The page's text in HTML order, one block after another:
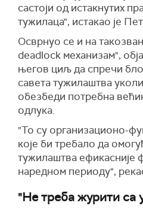
састоји од истакнутих
тужилаца", истакао је
Осврнуо се и на
deadlock механизам",
његов циљ да спречи
савета тужилаштва
обезбеди потребна
одлука.
"То су организационо-
које би требало да
тужилаштва ефикасније
наредном периоду",
"Не треба журити са